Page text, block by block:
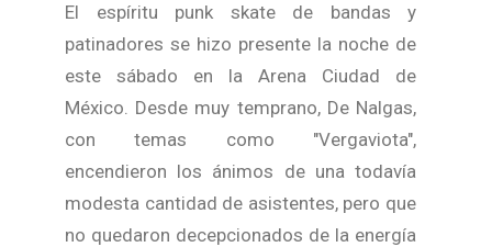
El espíritu punk skate de bandas y
patinadores se hizo presente la noche de
este sábado en la Arena Ciudad de
México. Desde muy temprano, De Nalgas,
con temas como "Vergaviota",
encendieron los ánimos de una todavía
modesta cantidad de asistentes, pero que
no quedaron decepcionados de la energía